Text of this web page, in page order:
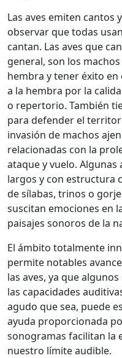
Las aves emiten cantos
observar que todas
cantan. Las aves que
general, son los
hembra y tener éxito
a la hembra por la
o repertorio. También
para defender el
invasión de machos
relacionadas con la
ataque y vuelo.
largos y con estructura
de sílabas, trinos o
suscitan emociones en
paisajes sonoros de la
El ámbito totalmente
permite notables
las aves, ya que
las capacidades
agudo que sea, puede
ayuda proporcionada
sonogramas facilitan la
nuestro límite audible.